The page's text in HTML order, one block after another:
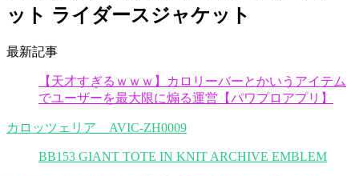
ット ライダースジャケット
最新記事
【天才すぎるｗｗｗ】カロリーバーとかいうアイテム
でユーザーを最大限に煽る運営【パワプロアプリ】
カロッツェリア AVIC-ZH0009
BB153 GIANT TOTE IN KNIT ARCHIVE EMBLEM